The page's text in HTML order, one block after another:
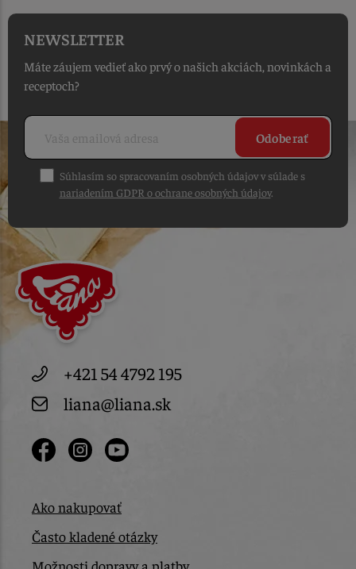
NEWSLETTER
Máte záujem vedieť ako prvý o našich akciách, novinkách a
receptoch?
Odoberať
Súhlasím so spracovaním osobných údajov v súlade s
nariadením GDPR o ochrane osobných údajov.
+421 54 4792 195
liana@liana.sk
Ako nakupovať
Často kladené otázky